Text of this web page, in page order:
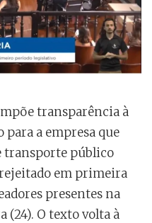
transparência à
para a empresa que
transporte público
em primeira
presentes na
(24). O texto volta à